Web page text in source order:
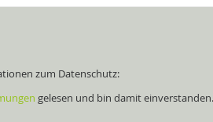
zum Datenschutz:
gelesen und bin damit einverstanden.